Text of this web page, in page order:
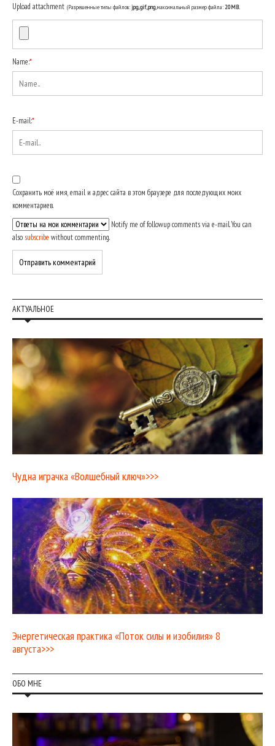
Upload attachment (Разрешенные типы файлов:jpg, gif, png, максимальный размер файла: 20MB.
Name:*
E-mail:*
Сохранить моё имя, email и адрес сайта в этом браузере для последующих моих
комментариев.
Notify me of followup comments via e-mail. You can
also subscribe without commenting.
АКТУАЛЬНОЕ
Чудна играчка «Волшебный ключ»>>>
Энергетическая практика «Поток силы и изобилия» 8
августа>>>
ОБО МНЕ